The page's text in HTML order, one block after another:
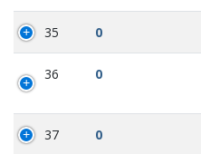
35 0
36 0
37 0